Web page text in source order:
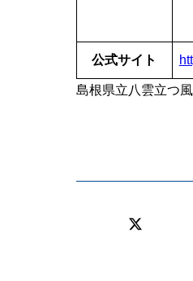
公式サイト
島根県立八雲立つ